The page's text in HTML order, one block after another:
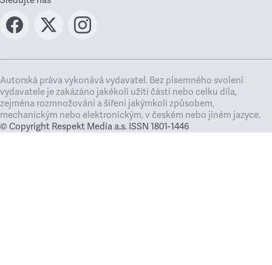
Autorská práva vykonává vydavatel. Bez písemného svolení
vydavatele je zakázáno jakékoli užití částí nebo celku díla,
zejména rozmnožování a šíření jakýmkoli způsobem,
mechanickým nebo elektronickým, v českém nebo jiném jazyce.
© Copyright Respekt Media a.s. ISSN 1801-1446